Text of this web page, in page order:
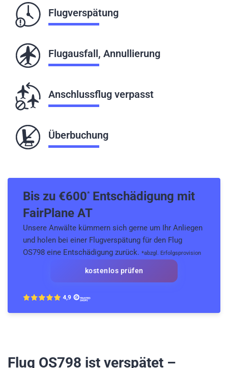
Flugverspätung
Flugausfall, Annullierung
Anschlussflug verpasst
Überbuchung
Bis zu €600*Entschädigung mit
FairPlane AT
Unsere Anwälte kümmern sich gerne um Ihr Anliegen
und holen bei einer Flugverspätung für den Flug
OS798 eine Entschädigung zurück. *abzgl. Erfolgsprovision
kostenlos prüfen
Flug OS798 ist verspätet –